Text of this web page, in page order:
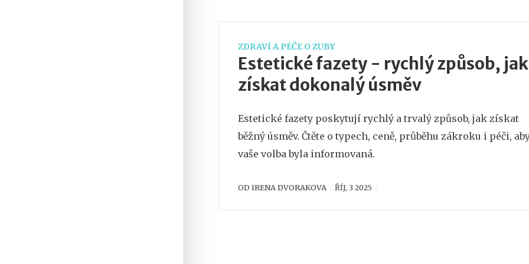
ZDRAVÍ A PÉČE O ZUBY
Estetické fazety - rychlý způsob, jak
získat dokonalý úsměv
Estetické fazety poskytují rychlý a trvalý způsob, jak získat
běžný úsměv. Čtěte o typech, ceně, průběhu zákroku i péči,
vaše volba byla informovaná.
OD IRENA DVORAKOVA ŘÍJ, 3 2025